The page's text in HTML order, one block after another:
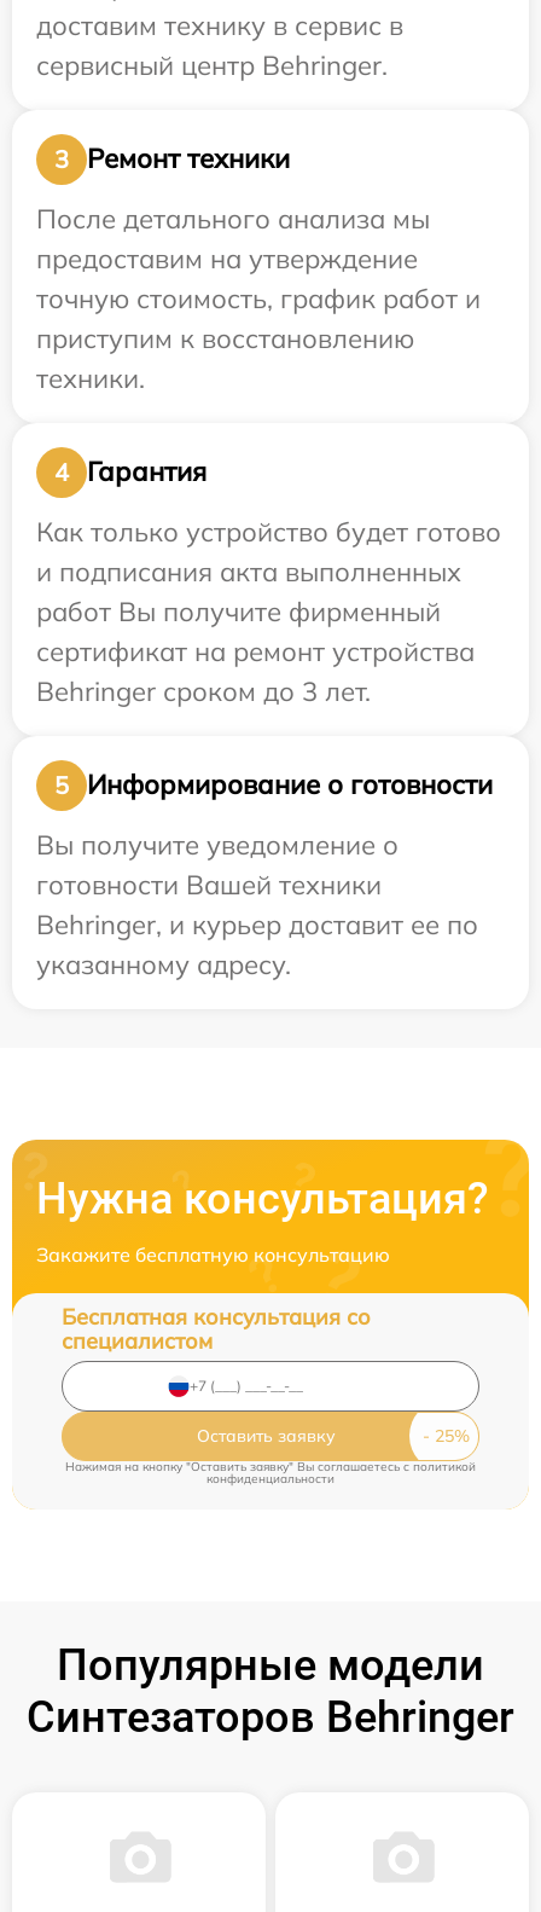
доставим технику в сервис в
сервисный центр Behringer.
3
Ремонт техники
После детального анализа мы
предоставим на утверждение
точную стоимость, график работ и
приступим к восстановлению
техники.
4
Гарантия
Как только устройство будет готово
и подписания акта выполненных
работ Вы получите фирменный
сертификат на ремонт устройства
Behringer сроком до 3 лет.
5
Информирование о готовности
Вы получите уведомление о
готовности Вашей техники
Behringer, и курьер доставит ее по
указанному адресу.
Нужна консультация?
Закажите бесплатную консультацию
Бесплатная консультация со
специалистом
Оставить заявку
Нажимая на кнопку "Оставить заявку" Вы соглашаетесь cполитикой
конфиденциальности
Популярные модели
Синтезаторов Behringer